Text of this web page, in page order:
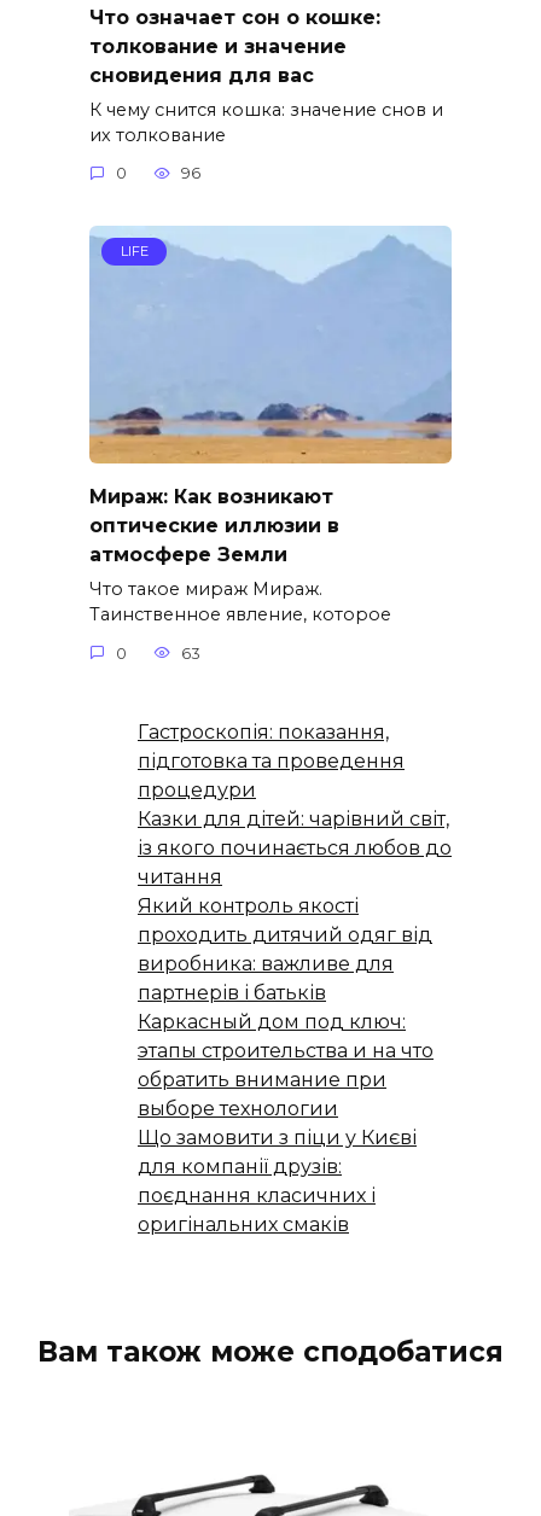
Что означает сон о кошке:
толкование и значение
сновидения для вас
К чему снится кошка: значение снов и
их толкование
0 96
LIFE
Мираж: Как возникают
оптические иллюзии в
атмосфере Земли
Что такое мираж Мираж.
Таинственное явление, которое
0 63
Гастроскопія: показання,
підготовка та проведення
процедури
Казки для дітей: чарівний світ,
із якого починається любов до
читання
Який контроль якості
проходить дитячий одяг від
виробника: важливе для
партнерів і батьків
Каркасный дом под ключ:
этапы строительства и на что
обратить внимание при
выборе технологии
Що замовити з піци у Києві
для компанії друзів:
поєднання класичних і
оригінальних смаків
Вам також може сподобатися